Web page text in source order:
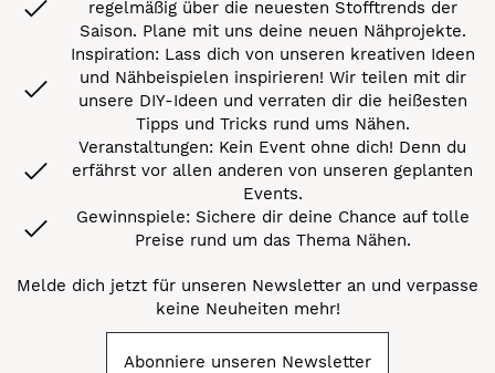
regelmäßig über die neuesten Stofftrends der
Saison. Plane mit uns deine neuen Nähprojekte.
Inspiration: Lass dich von unseren kreativen Ideen
und Nähbeispielen inspirieren! Wir teilen mit dir
unsere DIY-Ideen und verraten dir die heißesten
Tipps und Tricks rund ums Nähen.
Veranstaltungen: Kein Event ohne dich! Denn du
erfährst vor allen anderen von unseren geplanten
Events.
Gewinnspiele: Sichere dir deine Chance auf tolle
Preise rund um das Thema Nähen.
Melde dich jetzt für unseren Newsletter an und verpasse
keine Neuheiten mehr!
Abonniere unseren Newsletter